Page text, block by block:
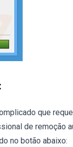
que
de remoção
no botão abaixo: